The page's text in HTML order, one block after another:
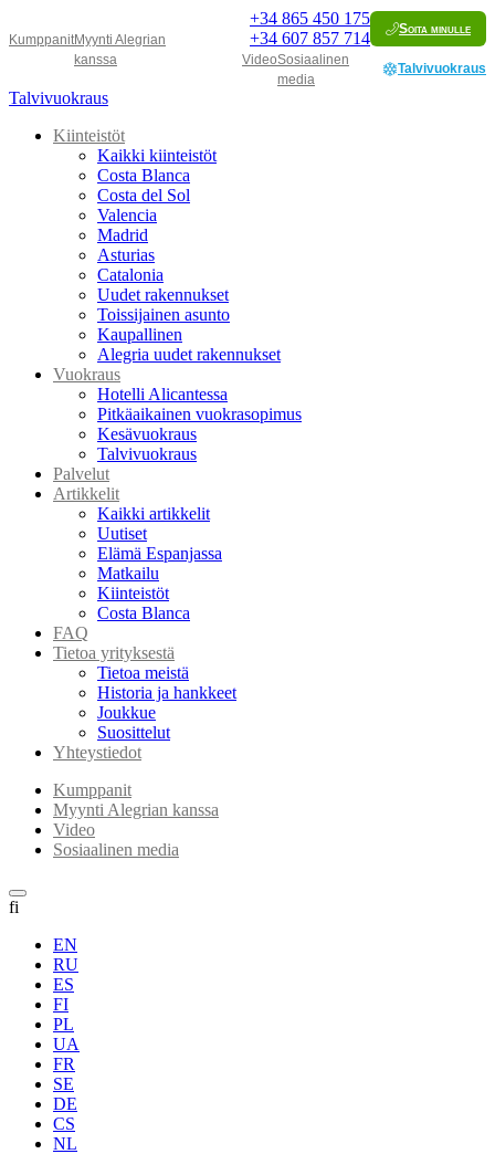
KumppanitMyynti Alegrian
kanssa
+34 865 450 175
+34 607 857 714
Soita minulle
VideoSosiaalinen
media
Talvivuokraus
Talvivuokraus
Kiinteistöt
Kaikki kiinteistöt
Costa Blanca
Costa del Sol
Valencia
Madrid
Asturias
Catalonia
Uudet rakennukset
Toissijainen asunto
Kaupallinen
Alegria uudet rakennukset
Vuokraus
Hotelli Alicantessa
Pitkäaikainen vuokrasopimus
Kesävuokraus
Talvivuokraus
Palvelut
Artikkelit
Kaikki artikkelit
Uutiset
Elämä Espanjassa
Matkailu
Kiinteistöt
Costa Blanca
FAQ
Tietoa yrityksestä
Tietoa meistä
Historia ja hankkeet
Joukkue
Suosittelut
Yhteystiedot
Kumppanit
Myynti Alegrian kanssa
Video
Sosiaalinen media
fi
EN
RU
ES
FI
PL
UA
FR
SE
DE
CS
NL